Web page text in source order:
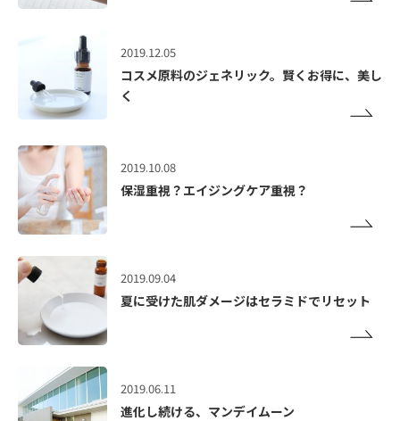
2019.12.05
コスメ原料のジェネリック。賢くお得に、美し
く
2019.10.08
保湿重視？エイジングケア重視？
2019.09.04
夏に受けた肌ダメージはセラミドでリセット
2019.06.11
進化し続ける、マンデイムーン